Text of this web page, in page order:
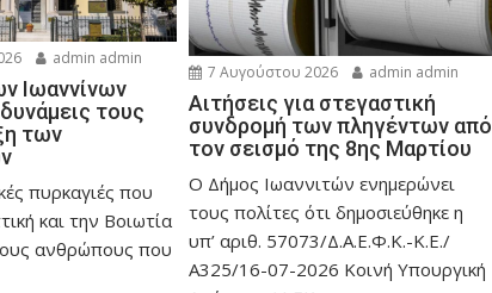
admin admin
Ιωαννίνων
τους
των
πυρκαγιές που
και την Bοιωτία
ανθρώπους που
7 Αυγούστου 2026 admin admin
Αιτήσεις για στεγαστική
συνδρομή των πληγέντων από
τον σεισμό της 8ης Μαρτίου
Ο Δήμος Ιωαννιτών ενημερώνει
τους πολίτες ότι δημοσιεύθηκε η
υπ’ αριθ. 57073/Δ.Α.Ε.Φ.Κ.-Κ.Ε./
Α325/16-07-2026 Κοινή Υπουργική